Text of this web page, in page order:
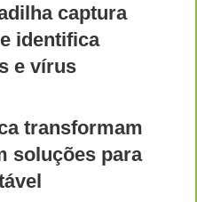
captura
identifica
e vírus
transformam
soluções para